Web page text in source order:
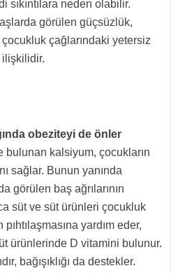
sıkıntılara neden olabilir.
görülen güçsüzlük,
çağlarındaki yetersiz
ilişkilidir.
obeziteyi de önler
kalsiyum, çocukların
sağlar. Bunun yanında
görülen baş ağrılarının
süt ve süt ürünleri çocukluk
yardım eder,
ürünlerinde D vitamini bulunur.
bağışıklığı da destekler.